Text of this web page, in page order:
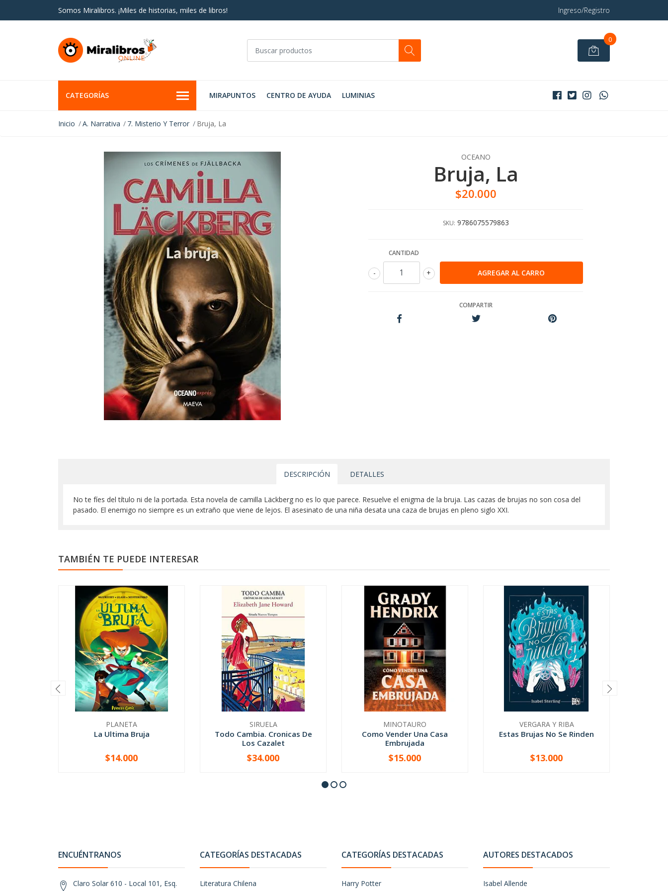
Somos Miralibros. ¡Miles de historias, miles de libros! Ingreso/Registro
0
CATEGORÍAS MIRAPUNTOS CENTRO DE AYUDA LUMINIAS
Inicio A. Narrativa 7. Misterio Y Terror Bruja, La
OCEANO
Bruja, La
$20.000
SKU: 9786075579863
CANTIDAD
+
-
COMPARTIR
DESCRIPCIÓN DETALLES
No te fíes del título ni de la portada. Esta novela de camilla Läckberg no es lo que parece. Resuelve el enigma de la bruja. Las cazas de brujas no son cosa del
pasado. El enemigo no siempre es un extraño que viene de lejos. El asesinato de una niña desata una caza de brujas en pleno siglo XXI.
TAMBIÉN TE PUEDE INTERESAR
PLANETA
La Ultima Bruja
+
$14.000
SIRUELA
Todo Cambia. Cronicas De
Los Cazalet
+
$34.000
MINOTAURO
Como Vender Una Casa
Embrujada
+
$15.000
VERGARA Y RIBA
Estas Brujas No Se Rinden
+
$13.000
ENCUÉNTRANOS
Claro Solar 610 - Local 101, Esq.
CATEGORÍAS DESTACADAS
Literatura Chilena
CATEGORÍAS DESTACADAS
Harry Potter
AUTORES DESTACADOS
Isabel Allende